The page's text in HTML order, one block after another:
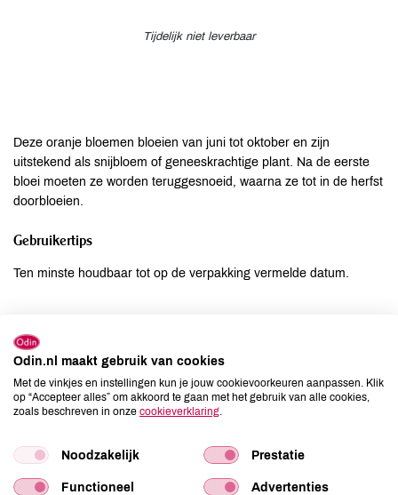
Tijdelijk niet leverbaar
Deze oranje bloemen bloeien van juni tot oktober en zijn
uitstekend als snijbloem of geneeskrachtige plant. Na de eerste
bloei moeten ze worden teruggesnoeid, waarna ze tot in de herfst
doorbloeien.
Gebruikertips
Ten minste houdbaar tot op de verpakking vermelde datum.
1,25 gram, genoeg voor minimaal 100 planten.
Ingrediënten
Allergenen
Odin.nl maakt gebruik van cookies
Met de vinkjes en instellingen kun je jouw cookievoorkeuren aanpassen. Klik
op “Accepteer alles” om akkoord te gaan met het gebruik van alle cookies,
zoals beschreven in onze cookieverklaring.
Noodzakelijk Prestatie
Functioneel Advertenties